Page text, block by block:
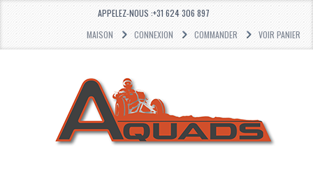
APPELEZ-NOUS :+31 624 306 897
MAISON
CONNEXION COMMANDER VOIR PANIER